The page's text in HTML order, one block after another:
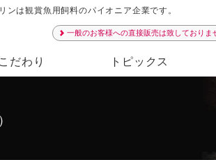
は観賞魚用飼料のパイオニア企業です。
一般のお客様への直接販売は致しておりま
だわり トピックス